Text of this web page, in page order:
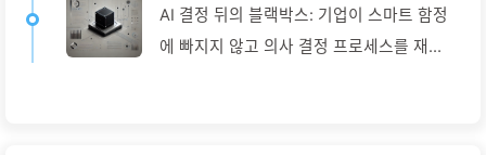
AI 결정 뒤의 블랙박스: 기업이 스마트 함정
에 빠지지 않고 의사 결정 프로세스를 재구